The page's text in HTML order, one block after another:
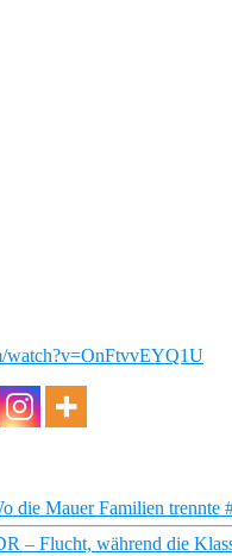
watch?v=OnFtvvEYQ1U
die Mauer Familien trennte
– Flucht, während die